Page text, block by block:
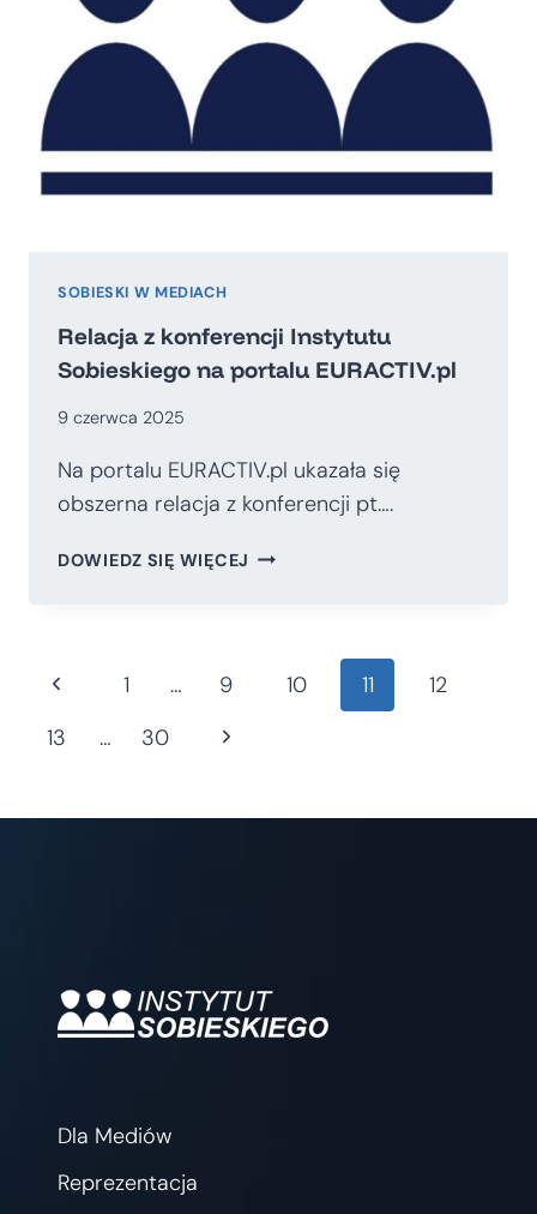
JAK
Z
WALCZYĆ”
SOBIESKI W MEDIACH
Relacja z konferencji Instytutu
Sobieskiego na portalu EURACTIV.pl
9 czerwca 2025
Na portalu EURACTIV.pl ukazała się
obszerna relacja z konferencji pt….
DOWIEDZ SIĘ WIĘCEJ RELACJA
SOBIESKIEGO
Nawigacja
Poprzednia
strona
1 … 9 10 11
12
13
… 30
Następna
Dla Mediów
Reprezentacja